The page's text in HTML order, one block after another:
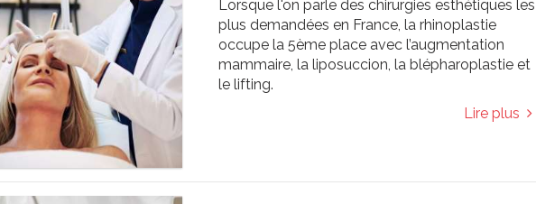
Lorsque l'on parle des chirurgies esthétiques les
plus demandées en France, la rhinoplastie
occupe la 5ème place avec l’augmentation
mammaire, la liposuccion, la blépharoplastie et
le lifting.
Lire plus